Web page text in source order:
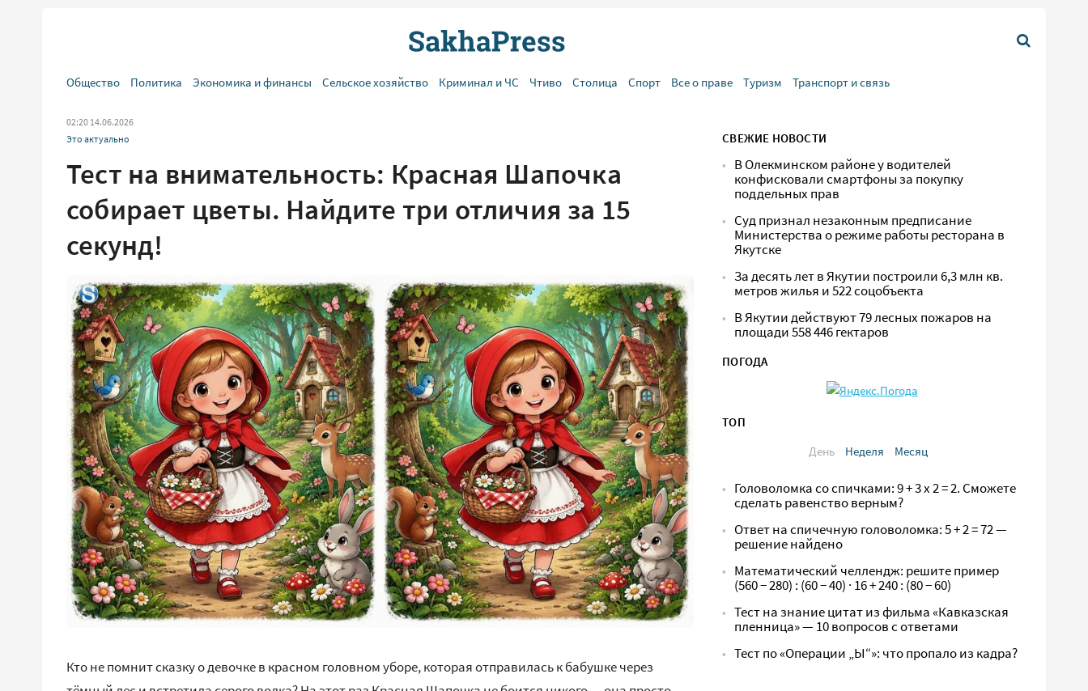
Общество Политика Экономика и финансы Сельское хозяйство Криминал и ЧС Чтиво Столица Спорт Все о праве Туризм Транспорт и связь
02:20 14.06.2026
Это актуально
Тест на внимательность: Красная Шапочка
собирает цветы. Найдите три отличия за 15
секунд!
Кто не помнит сказку о девочке в красном головном уборе, которая отправилась к бабушке через
СВЕЖИЕ НОВОСТИ
В Олекминском районе у водителей
конфисковали смартфоны за покупку
поддельных прав
Суд признал незаконным предписание
Министерства о режиме работы ресторана в
Якутске
За десять лет в Якутии построили 6,3 млн кв.
метров жилья и 522 соцобъекта
В Якутии действуют 79 лесных пожаров на
площади 558 446 гектаров
ПОГОДА
ТОП
День
Неделя Месяц
Головоломка со спичками: 9 + 3 х 2 = 2. Сможете
сделать равенство верным?
Ответ на спичечную головоломка: 5 + 2 = 72 —
решение найдено
Математический челлендж: решите пример
(560 − 280) : (60 − 40) · 16 + 240 : (80 − 60)
Тест на знание цитат из фильма «Кавказская
пленница» — 10 вопросов с ответами
Тест по «Операции „Ы“»: что пропало из кадра?